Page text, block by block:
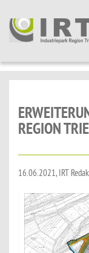
REGION
16.06.2021, IRT